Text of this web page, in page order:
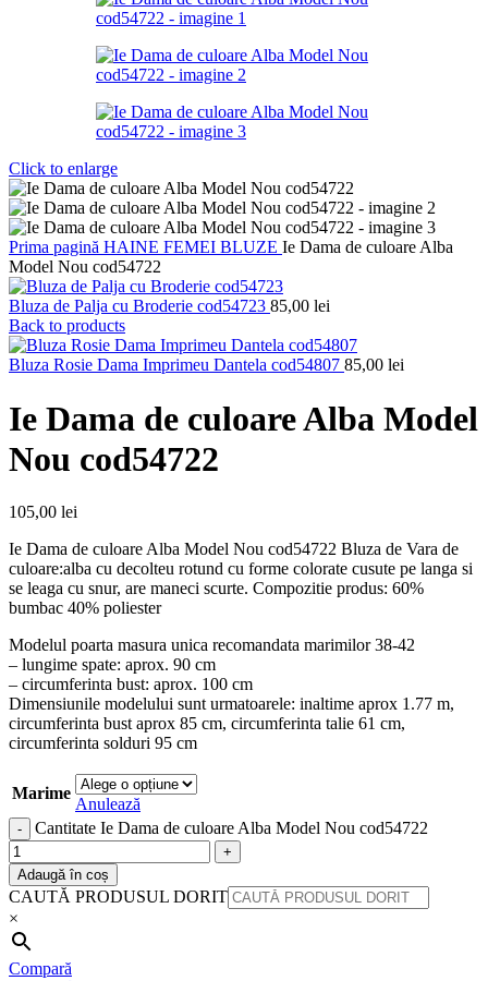
Click to enlarge
Prima pagină HAINE FEMEI BLUZE Ie Dama de culoare Alba
Model Nou cod54722
Bluza de Palja cu Broderie cod54723 85,00 lei
Back to products
Bluza Rosie Dama Imprimeu Dantela cod54807 85,00 lei
Ie Dama de culoare Alba Model
Nou cod54722
105,00 lei
Ie Dama de culoare Alba Model Nou cod54722 Bluza de Vara de
culoare:alba cu decolteu rotund cu forme colorate cusute pe langa si
se leaga cu snur, are maneci scurte. Compozitie produs: 60%
bumbac 40% poliester
Modelul poarta masura unica recomandata marimilor 38-42
– lungime spate: aprox. 90 cm
– circumferinta bust: aprox. 100 cm
Dimensiunile modelului sunt urmatoarele: inaltime aprox 1.77 m,
circumferinta bust aprox 85 cm, circumferinta talie 61 cm,
circumferinta solduri 95 cm
Marime
Anulează
Cantitate Ie Dama de culoare Alba Model Nou cod54722
Adaugă în coș
CAUTĂ PRODUSUL DORIT
×
Compară